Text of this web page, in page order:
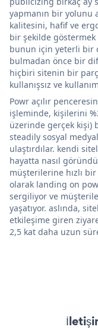
yapmanın bir yolunu
kalitesini, hafif ve
bir şekilde
bunun için yeterli bir
bulmadan önce bir
hiçbiri sitenin bir
kullanışsız ve
Powr açılır
işleminde, kişilerini
üzerinde gerçek kişi)
steadily sosyal
ulaştırdılar. kendi
hayatta nasıl
müşterilerine hızlı
olarak landing on
sergiliyor ve
yaşatıyor. aslında,
etkileşime giren
2,5 kat daha uzun